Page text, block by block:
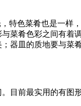
色菜肴也是一样
菜肴色彩之间有
器皿的质地要与菜
前最实用的有图